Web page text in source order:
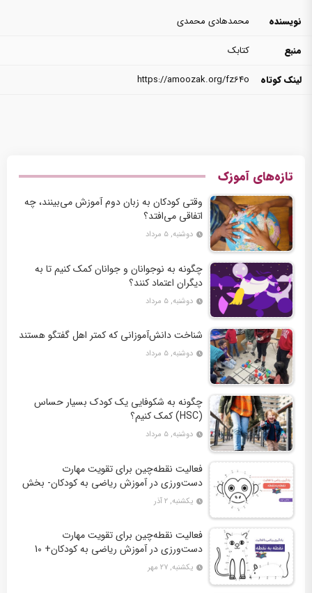
نویسنده
محمدهادی محمدی
منبع
کتابک
لینک کوتاه
https://amoozak.org/fz64o
تازه‌های آموزک
وقتی کودکان به زبان دوم آموزش می‌بینند، چه
اتفاقی می‌افتد؟
دوشنبه, ۵ مرداد
چگونه به نوجوانان و جوانان کمک کنیم تا به
دیگران اعتماد کنند؟
دوشنبه, ۵ مرداد
شناخت دانش‌آموزانی که کمتر اهل گفتگو هستند
دوشنبه, ۵ مرداد
چگونه به شکوفایی یک کودک بسیار حساس
(HSC) کمک کنیم؟
دوشنبه, ۵ مرداد
فعالیت نقطه‌چین برای تقویت مهارت
دست‌ورزی در آموزش ریاضی به کودکان- بخش
دوم + 10 کاربرگ فعالیت
یکشنبه, ۲ آذر
فعالیت نقطه‌چین برای تقویت مهارت
دست‌ورزی در آموزش ریاضی به کودکان+ 10
کاربرگ فعالیت
یکشنبه, ۲۷ مهر